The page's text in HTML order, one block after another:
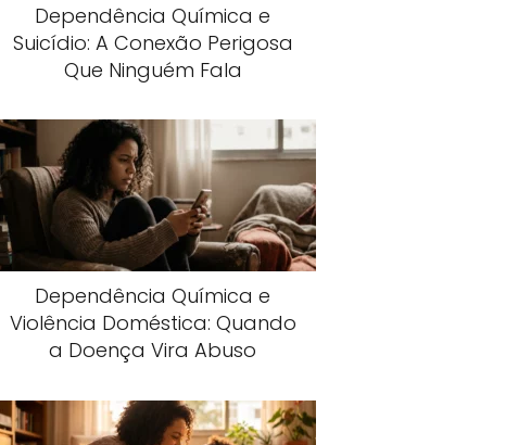
Dependência Química e
Suicídio: A Conexão Perigosa
Que Ninguém Fala
Dependência Química e
Violência Doméstica: Quando
a Doença Vira Abuso